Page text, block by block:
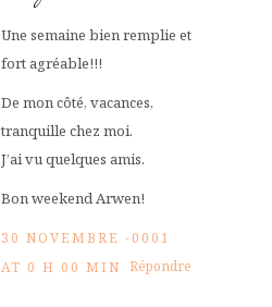
Une semaine bien remplie et
fort agréable!!!
De mon côté, vacances,
tranquille chez moi.
J’ai vu quelques amis.
Bon weekend Arwen!
30 NOVEMBRE -0001
AT 0 H 00 MIN Répondre